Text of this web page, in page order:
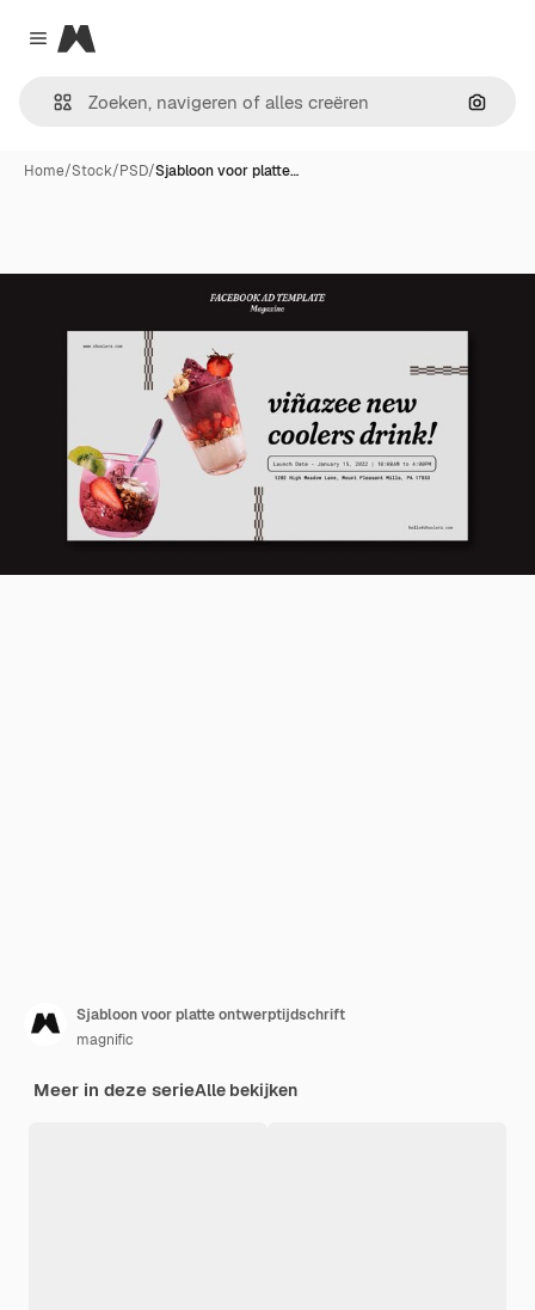
Close menu
Magnific
Home/Stock/PSD/Sjabloon voor platte…
Sjabloon voor platte ontwerptijdschrift
magnific
Meer in deze serieAlle bekijken